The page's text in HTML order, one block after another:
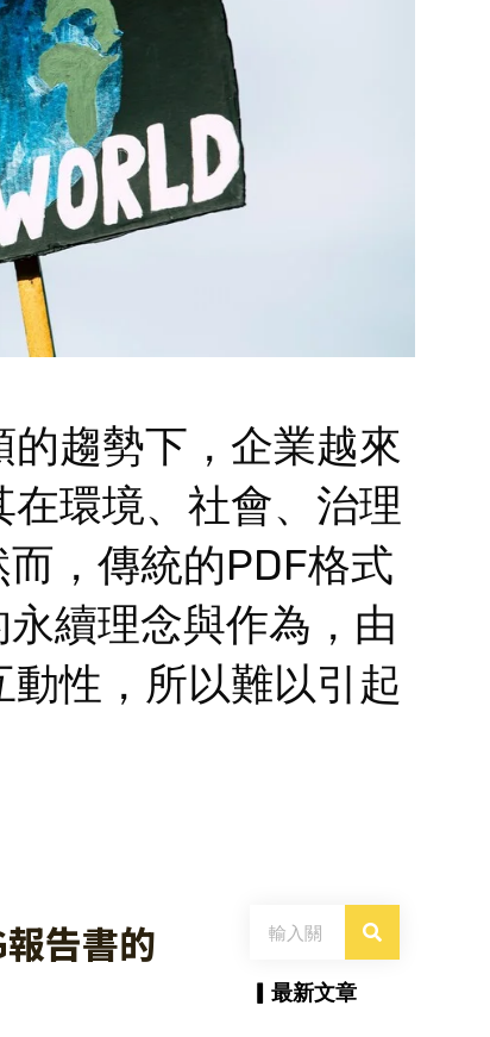
趨勢下，企業越來
環境、社會、治理
而，傳統的PDF格式
續理念與作為，由
性，所以難以引起
告書的
尋
▎最新文章